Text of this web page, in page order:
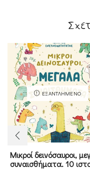
ΕΞΑΝΤΛΗΜΈΝΟ
Μικροί δεινόσαυροι,
συναισθήματα. 10